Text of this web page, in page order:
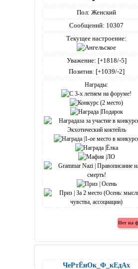
Пол: Женский
Сообщений: 10307
Текущее настроение:
Уважение: [+1818/-5]
Позитив: [+1039/-2]
Награды:
ЧеРтЁнОк_Ф_кЕдАх